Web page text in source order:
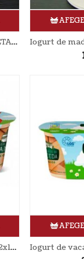
Formatge vaca 410gr aprox BETARA
Iogurt de vaca amb maduixes 2x125gr XANCEDA